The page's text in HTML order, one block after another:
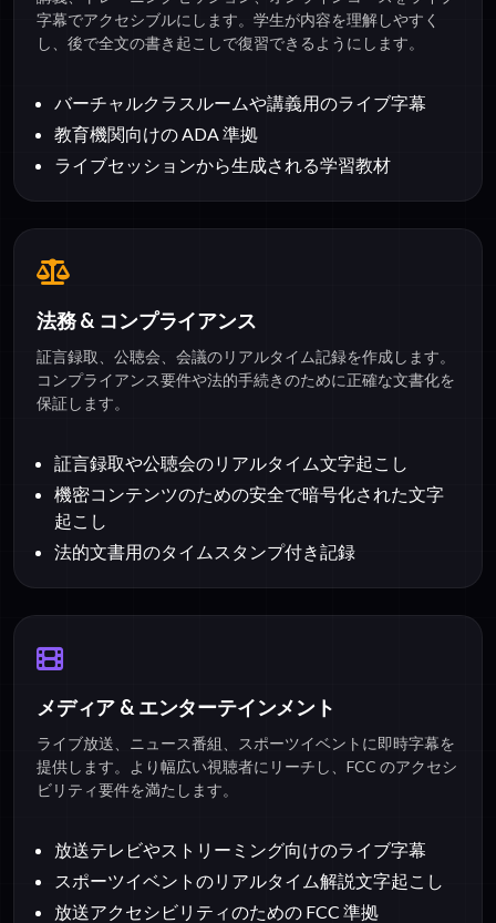
字幕でアクセシブルにします。学生が内容を理解しやすく
し、後で全文の書き起こしで復習できるようにします。
バーチャルクラスルームや講義用のライブ字幕
教育機関向けの ADA 準拠
ライブセッションから生成される学習教材
法務 & コンプライアンス
証言録取、公聴会、会議のリアルタイム記録を作成します。
コンプライアンス要件や法的手続きのために正確な文書化を
保証します。
証言録取や公聴会のリアルタイム文字起こし
機密コンテンツのための安全で暗号化された文字
起こし
法的文書用のタイムスタンプ付き記録
メディア & エンターテインメント
ライブ放送、ニュース番組、スポーツイベントに即時字幕を
提供します。より幅広い視聴者にリーチし、FCC のアクセシ
ビリティ要件を満たします。
放送テレビやストリーミング向けのライブ字幕
スポーツイベントのリアルタイム解説文字起こし
放送アクセシビリティのための FCC 準拠